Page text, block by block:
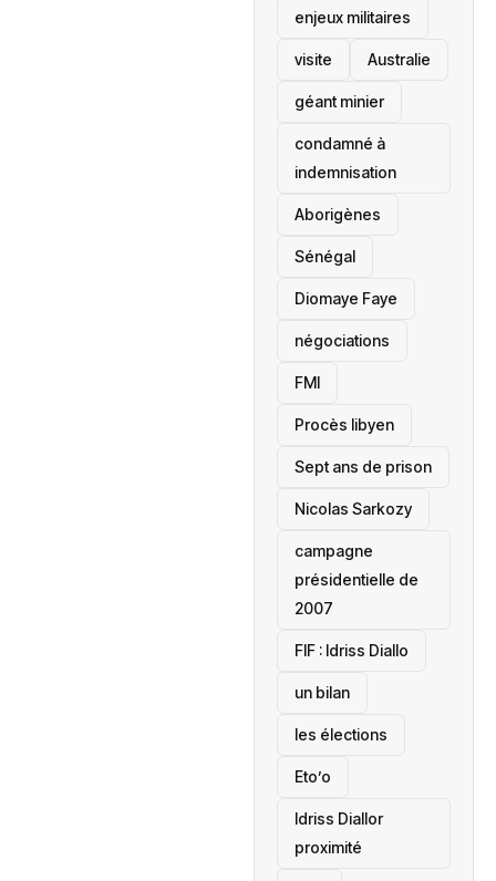
enjeux militaires
visite ‎Australie
géant minier
condamné à
indemnisation
Aborigènes
Sénégal
Diomaye Faye
négociations
FMI
Procès libyen
Sept ans de prison
Nicolas Sarkozy
campagne
présidentielle de
2007
‎FIF : Idriss Diallo
un bilan
les élections
Eto’o
Idriss Diallor
proximité